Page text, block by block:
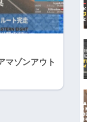
マゾンアウト